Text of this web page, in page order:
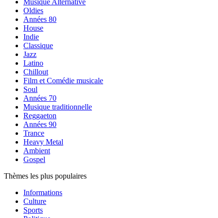
Musique Alternative
Oldies
Années 80
House
Indie
Classique
Jazz
Latino
Chillout
Film et Comédie musicale
Soul
Années 70
Musique traditionnelle
Reggaeton
Années 90
Trance
Heavy Metal
Ambient
Gospel
Thèmes les plus populaires
Informations
Culture
Sports